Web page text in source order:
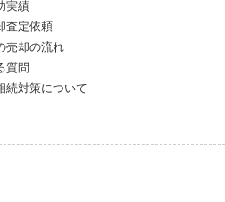
実績
査定依頼
売却の流れ
質問
続対策について